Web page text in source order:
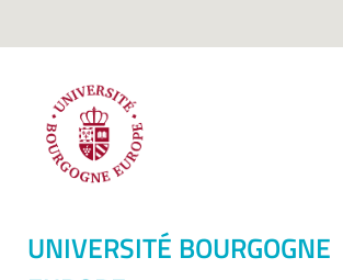
UNIVERSITÉ BOURGOGNE